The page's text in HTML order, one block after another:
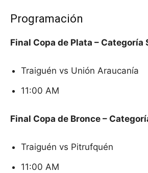
Programación
Final Copa de Plata – Categoría
Traiguén vs Unión Araucanía
11:00 AM
Final Copa de Bronce –
Traiguén vs Pitrufquén
11:00 AM